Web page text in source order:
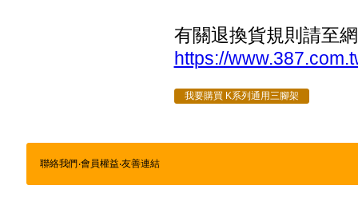
有關退換貨規則請至
https://
我要購買 K系列通用三腳架
聯絡我們 ‧會員權益‧友善連結